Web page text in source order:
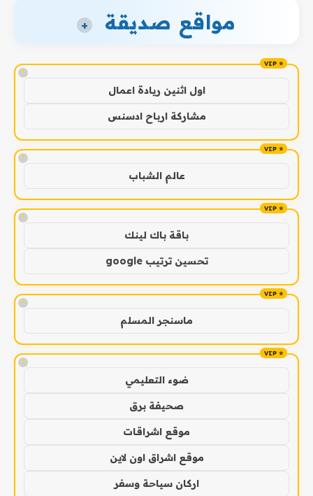
مواقع صديقة +
!
اول اثنين ريادة اعمال
مشاركة ارباح ادسنس
!
عالم الشباب
!
باقة باك لينك
تحسين ترتيب google
!
ماسنجر المسلم
!
ضوء التعليمي
صحيفة برق
موقع اشراقات
موقع اشراق اون لاين
اركان سياحة وسفر